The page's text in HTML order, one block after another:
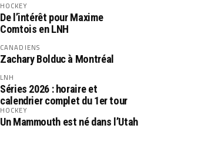
HOCKEY
De l’intérêt pour Maxime
Comtois en LNH
CANADIENS
Zachary Bolduc à Montréal
LNH
Séries 2026 : horaire et
calendrier complet du 1er tour
HOCKEY
Un Mammouth est né dans l’Utah